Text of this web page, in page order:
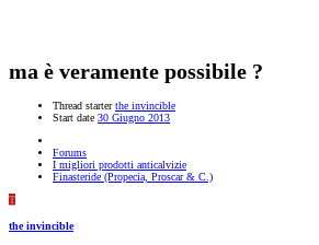
ma è veramente possibile ?
Thread starter the invincible
Start date 30 Giugno 2013
Forums
I migliori prodotti anticalvizie
Finasteride (Propecia, Proscar & C.)
T
the invincible